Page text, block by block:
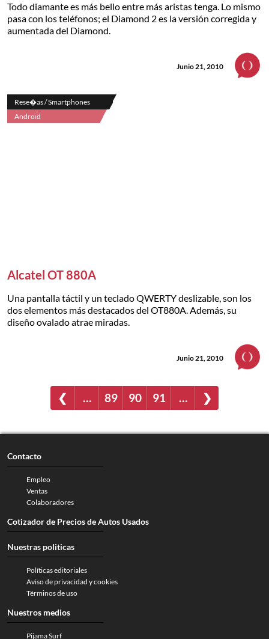
Todo diamante es más bello entre más aristas tenga. Lo mismo
pasa con los teléfonos; el Diamond 2 es la versión corregida y
aumentada del Diamond.
Junio 21, 2010
Rese�as / Smartphones
Android
Alcatel OT 880A
Una pantalla táctil y un teclado QWERTY deslizable, son los
dos elementos más destacados del OT880A. Además, su
diseño ovalado atrae miradas.
Junio 21, 2010
❮ … 89 90 91 … ❯
Contacto
Empleo
Ventas
Colaboradores
Cotizador de Precios de Autos Usados
Nuestras politicas
Políticas editoriales
Aviso de privacidad y cookies
Términos de uso
Nuestros medios
Pijama Surf